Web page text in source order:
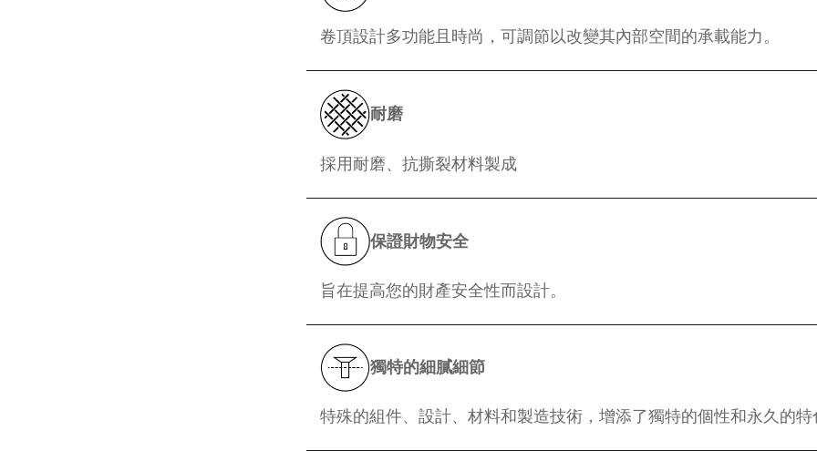
卷頂設計多功能且時尚，可調節以改變其內部空間的承載能力。
耐磨
採用耐磨、抗撕裂材料製成
保證財物安全
旨在提高您的財產安全性而設計。
獨特的細膩細節
特殊的組件、設計、材料和製造技術，增添了獨特的個性和永久的特